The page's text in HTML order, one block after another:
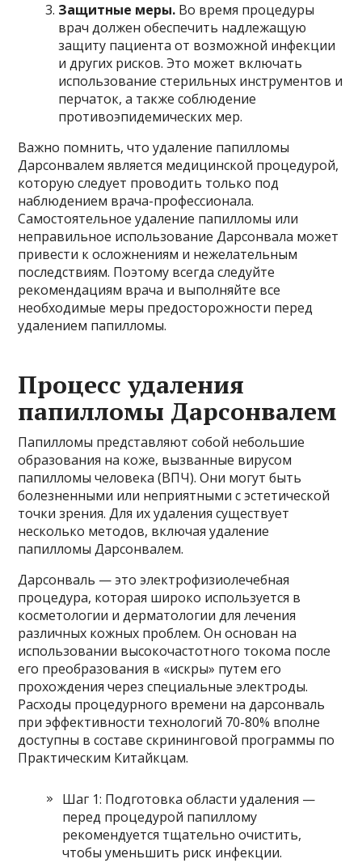
Защитные меры. Во время процедуры
врач должен обеспечить надлежащую
защиту пациента от возможной инфекции
и других рисков. Это может включать
использование стерильных инструментов и
перчаток, а также соблюдение
противоэпидемических мер.
Важно помнить, что удаление папилломы
Дарсонвалем является медицинской процедурой,
которую следует проводить только под
наблюдением врача-профессионала.
Самостоятельное удаление папилломы или
неправильное использование Дарсонвала может
привести к осложнениям и нежелательным
последствиям. Поэтому всегда следуйте
рекомендациям врача и выполняйте все
необходимые меры предосторожности перед
удалением папилломы.
Процесс удаления
папилломы Дарсонвалем
Папилломы представляют собой небольшие
образования на коже, вызванные вирусом
папилломы человека (ВПЧ). Они могут быть
болезненными или неприятными с эстетической
точки зрения. Для их удаления существует
несколько методов, включая удаление
папилломы Дарсонвалем.
Дарсонваль — это электрофизиолечебная
процедура, которая широко используется в
косметологии и дерматологии для лечения
различных кожных проблем. Он основан на
использовании высокочастотного токома после
его преобразования в «искры» путем его
прохождения через специальные электроды.
Расходы процедурного времени на дарсонваль
при эффективности технологий 70-80% вполне
доступны в составе скрининговой программы по
Практическим Китайкцам.
Шаг 1: Подготовка области удаления —
перед процедурой папиллому
рекомендуется тщательно очистить,
чтобы уменьшить риск инфекции.